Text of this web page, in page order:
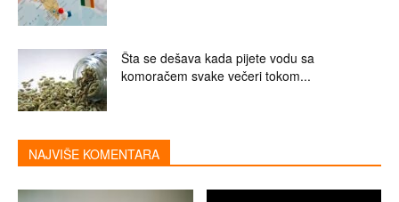
Šta se dešava kada pijete vodu sa
komoračem svake večeri tokom...
NAJVIŠE KOMENTARA